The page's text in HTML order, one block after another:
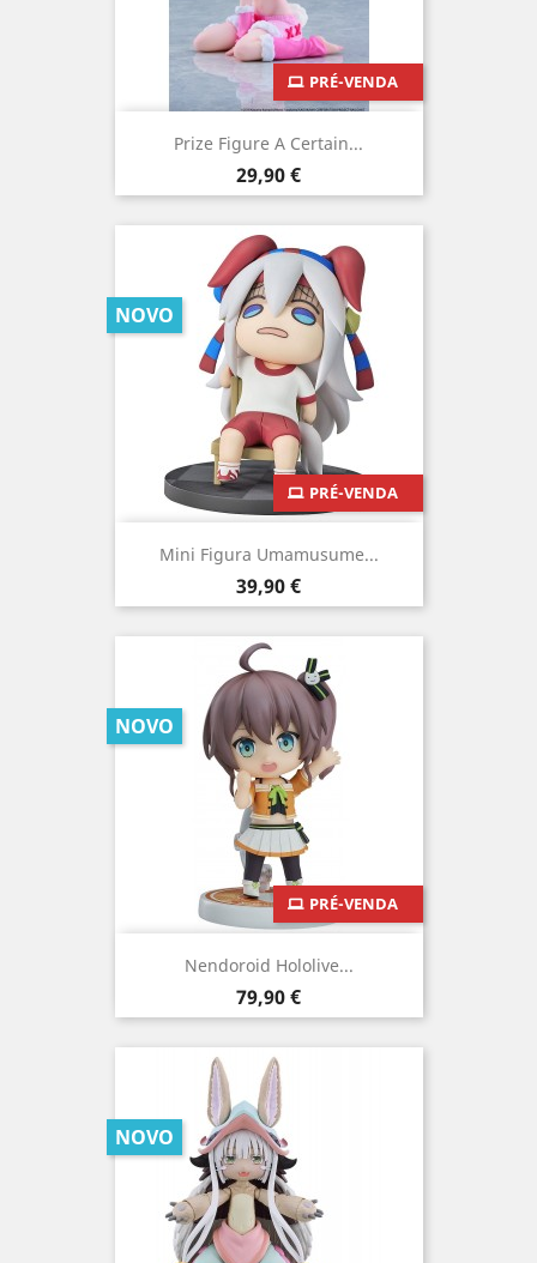
Prize Figure A Certain...
Preço
29,90 €
PRÉ-VENDA
Mini Figura Umamusume...
Preço
39,90 €
PRÉ-VENDA
NOVO
Nendoroid Hololive...
Preço
79,90 €
PRÉ-VENDA
NOVO
NOVO